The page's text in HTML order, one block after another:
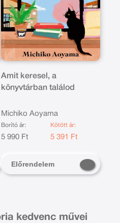
Amit keresel, a
könyvtárban találod
Michiko Aoyama
Borító ár:
5 990 Ft
Kötött ár:
5 391 Ft
Előrendelem
kedvenc művei